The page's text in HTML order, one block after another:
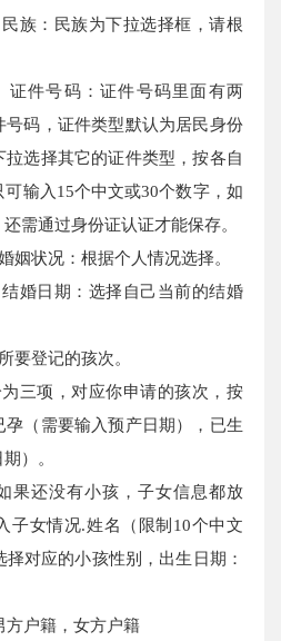
民族：民族为下拉选择框，请根
证件号码：证件号码里面有两
码，证件类型默认为居民身份
选择其它的证件类型，按各自
输入15个中文或30个数字，如
需通过身份证认证才能保存。
姻状况：根据个人情况选择。
结婚日期：选择自己当前的结婚
要登记的孩次。
为三项，对应你申请的孩次，按
（需要输入预产日期），已生
）。
果还没有小孩，子女信息都放
子女情况.姓名（限制10个中文
对应的小孩性别，出生日期：
方户籍，女方户籍